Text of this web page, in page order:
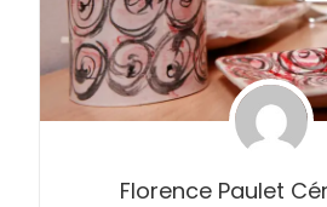
Florence Paulet